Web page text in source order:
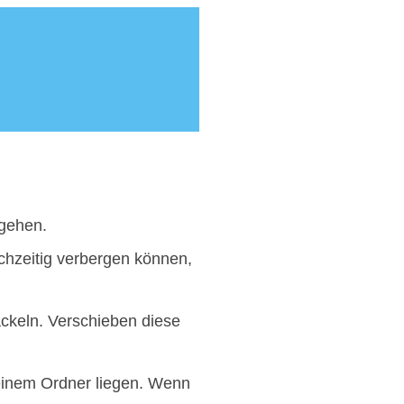
verbergen können,
Verschieben diese
Ordner liegen. Wenn